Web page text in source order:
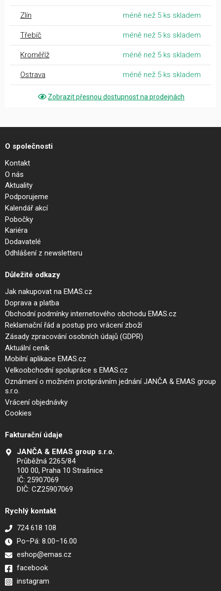
Zlín méně než 5 ks skladem
Třebíč méně než 5 ks skladem
Kroměříž méně než 5 ks skladem
Ostrava méně než 5 ks skladem
Zobrazit přesnou dostupnost na prodejnách
O společnosti
Kontakt
O nás
Aktuality
Podporujeme
Kalendář akcí
Pobočky
Kariéra
Dodavatelé
Odhlášení z newsletteru
Důležité odkazy
Jak nakupovat na EMAS.cz
Doprava a platba
Obchodní podmínky internetového obchodu EMAS.cz
Reklamační řád a postup pro vrácení zboží
Zásady zpracování osobních údajů (GDPR)
Aktuální ceník
Mobilní aplikace EMAS.cz
Velkoobchodní spolupráce s EMAS.cz
Oznámení o možném protiprávním jednání JANČA & EMAS group
s.r.o.
Vrácení objednávky
Cookies
Fakturační údaje
JANČA & EMAS group s.r.o.
Průběžná 2265/84
100 00, Praha 10 Strašnice
IČ: 25907069
DIČ: CZ25907069
Rychlý kontakt
724 618 108
Po–Pá: 8.00–16.00
eshop@emas.cz
facebook
instagram